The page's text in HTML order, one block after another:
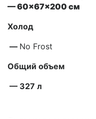
— 60x67x200 см
Холод
— No Frost
Общий объем
— 327 л